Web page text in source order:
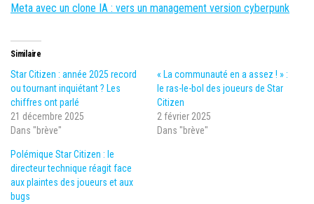
Meta avec un clone IA : vers un management version cyberpunk
Similaire
Star Citizen : année 2025 record
ou tournant inquiétant ? Les
chiffres ont parlé
21 décembre 2025
Dans "brève"
« La communauté en a assez ! » :
le ras-le-bol des joueurs de Star
Citizen
2 février 2025
Dans "brève"
Polémique Star Citizen : le
directeur technique réagit face
aux plaintes des joueurs et aux
bugs